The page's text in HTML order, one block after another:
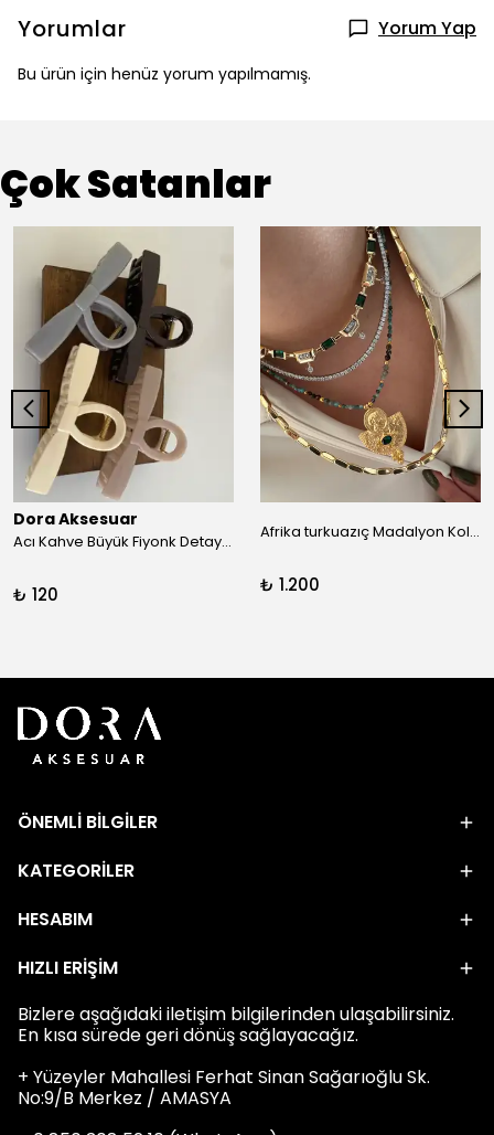
Yorumlar Yorum Yap
Bu ürün için henüz yorum yapılmamış.
Çok Satanlar
Dora Aksesuar
Acı Kahve Büyük Fiyonk Detay Kıskaç Toka
₺ 120
Afrika turkuazıç Madalyon Kolye
₺ 1.200
ÖNEMLİ BİLGİLER
KATEGORİLER
HESABIM
HIZLI ERİŞİM
Bizlere aşağıdaki iletişim bilgilerinden ulaşabilirsiniz.
En kısa sürede geri dönüş sağlayacağız.
+ Yüzeyler Mahallesi Ferhat Sinan Sağarıoğlu Sk.
No:9/B Merkez / AMASYA